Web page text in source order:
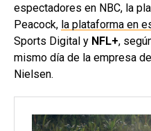
espectadores en NBC, la
Peacock, la plataforma en
Sports Digital y NFL+,
mismo día de la empresa
Nielsen.